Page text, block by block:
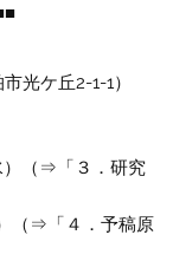
光ケ丘2-1-1）
）（⇒「３．研究
（⇒「４．予稿原